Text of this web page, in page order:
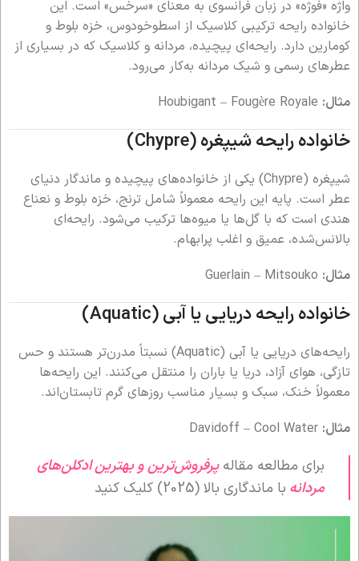
واژه «فوژه» در زبان فرانسوی به معنای «سرخس» است. این
خانواده رایحه ترکیبی کلاسیک از اسطوخودوس، خزه بلوط و
کومارین دارد. رایحه‌ای پیچیده، مردانه و کلاسیک که در بسیاری از
عطرهای رسمی و شیک مردانه به‌کار می‌رود.
مثال:
خانواده رایحه شیپغره (Chypre)
شیپغره (Chypre) یکی از خانواده‌های پیچیده و ماندگار دنیای
عطر است. پایه این رایحه معمولاً شامل ترنج، خزه بلوط و نعناع
هندی است که با گل‌ها یا میوه‌ها ترکیب می‌شود. رایحه‌ای
بالانس‌شده، عمیق و اغلب پرابهام.
مثال:
خانواده رایحه دریایی یا آبی (Aquatic)
رایحه‌های دریایی یا آبی (Aquatic) نسبتاً مدرن‌تر هستند و حس
تازگی، هوای آزاد، دریا یا باران را منتقل می‌کنند. این رایحه‌ها
معمولاً خنک، سبک و بسیار مناسب روزهای گرم تابستان‌اند.
مثال:
برای مطالعه مقالهپرفروش‌ترین و بهترین ادکلن‌های
مردانه با ماندگاری بالا (2025) کلیک کنید